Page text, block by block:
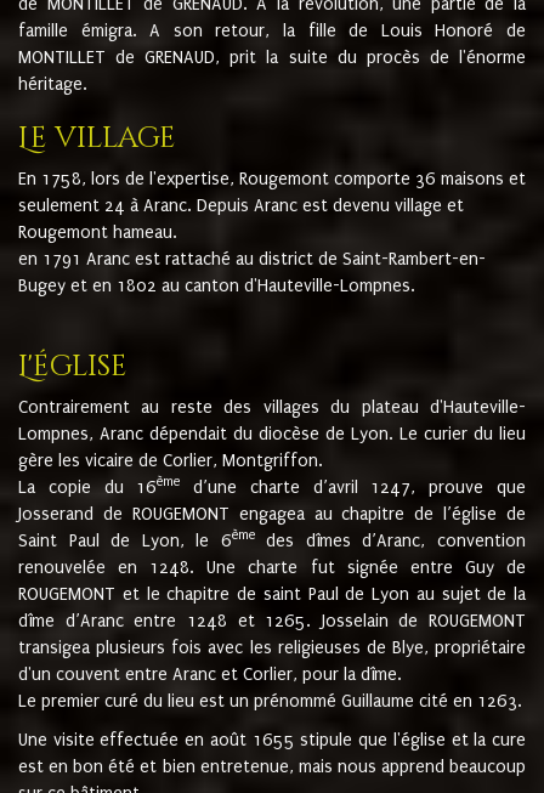
famille émigra. A son retour, la fille de Louis Honoré de
MONTILLET de GRENAUD, prit la suite du procès de l'énorme
héritage.
Le village
En 1758, lors de l'expertise, Rougemont comporte 36 maisons et
seulement 24 à Aranc. Depuis Aranc est devenu village et
Rougemont hameau.
en 1791 Aranc est rattaché au district de Saint-Rambert-en-
Bugey et en 1802 au canton d'Hauteville-Lompnes.
L'église
Contrairement au reste des villages du plateau d'Hauteville-
Lompnes, Aranc dépendait du diocèse de Lyon. Le curier du lieu
gère les vicaire de Corlier, Montgriffon.
La copie du 16ème
d’une charte d’avril 1247, prouve que
Josserand de ROUGEMONT engagea au chapitre de l’église de
Saint Paul de Lyon, le 6èmedes dîmes d’Aranc, convention
renouvelée en 1248. Une charte fut signée entre Guy de
ROUGEMONT et le chapitre de saint Paul de Lyon au sujet de la
dîme d’Aranc entre 1248 et 1265. Josselain de ROUGEMONT
transigea plusieurs fois avec les religieuses de Blye, propriétaire
d'un couvent entre Aranc et Corlier, pour la dîme.
Le premier curé du lieu est un prénommé Guillaume cité en 1263.
Une visite effectuée en août 1655 stipule que l'église et la cure
est en bon été et bien entretenue, mais nous apprend beaucoup